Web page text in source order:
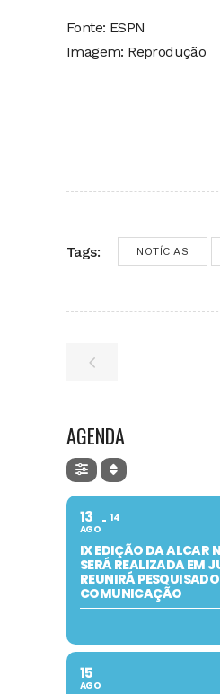
Fonte: ESPN
Imagem: Reprodução
Tags: NOTÍCIAS
AGENDA
13
AGO
14
IX EDIÇÃO DA ALCAR
SERÁ REALIZADA EM
REUNIRÁ
COMUNICAÇÃO
15
AGO